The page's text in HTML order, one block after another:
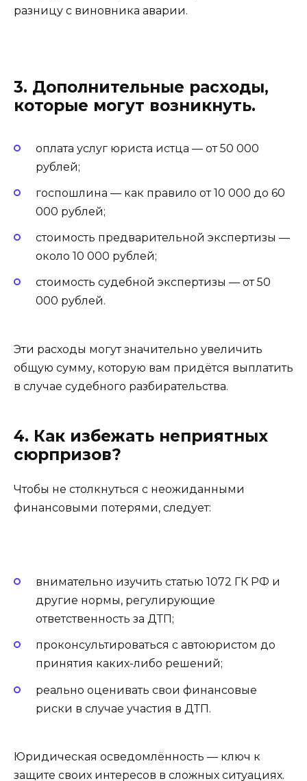
разницу с виновника аварии.
3. Дополнительные расходы,
которые могут возникнуть.
оплата услуг юриста истца — от 50 000
рублей;
госпошлина — как правило от 10 000 до 60
000 рублей;
стоимость предварительной экспертизы —
около 10 000 рублей;
стоимость судебной экспертизы — от 50
000 рублей.
Эти расходы могут значительно увеличить
общую сумму, которую вам придётся выплатить
в случае судебного разбирательства.
4. Как избежать неприятных
сюрпризов?
Чтобы не столкнуться с неожиданными
финансовыми потерями, следует:
внимательно изучить статью 1072 ГК РФ и
другие нормы, регулирующие
ответственность за ДТП;
проконсультироваться с автоюристом до
принятия каких-либо решений;
реально оценивать свои финансовые
риски в случае участия в ДТП.
Юридическая осведомлённость — ключ к
защите своих интересов в сложных ситуациях.